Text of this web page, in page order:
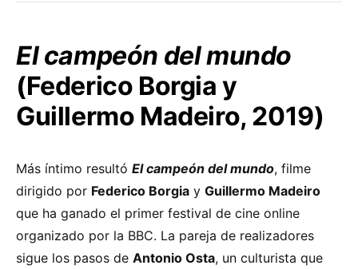
El campeón del mundo
(Federico Borgia y
Guillermo Madeiro, 2019)
Más íntimo resultó El campeón del mundo, filme
dirigido por Federico Borgia y Guillermo Madeiro
que ha ganado el primer festival de cine online
organizado por la BBC. La pareja de realizadores
sigue los pasos de Antonio Osta, un culturista que